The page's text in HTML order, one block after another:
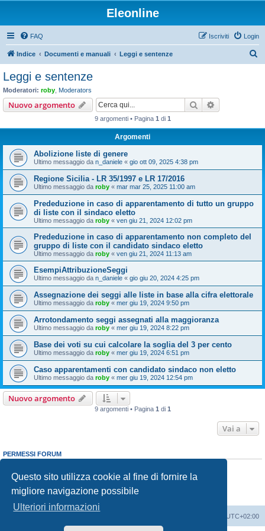
Questo sito utilizza cookie al fine di fornire la
migliore navigazione possibile
Ulteriori informazioni
Eleonline
FAQ Login
Iscriviti
Indice Documenti e manuali Leggi e sentenze
Leggi e sentenze
Moderatori: roby Moderators
Nuovo argomento Cerca
9 argomenti • Pagina 1 di 1
Argomenti
Abolizione liste di genere
Ultimo messaggio da n_daniele « gio ott 09, 2025 4:38 pm
Regione Sicilia - LR 35/1997 e LR 17/2016
Ultimo messaggio da roby « mar mar 25, 2025 11:00 am
Prededuzione in caso di apparentamento di tutto un gruppo
di liste con il sindaco eletto
Ultimo messaggio da roby « ven giu 21, 2024 12:02 pm
Prededuzione in caso di apparentamento non completo del
gruppo di liste con il candidato sindaco eletto
Ultimo messaggio da roby « ven giu 21, 2024 11:13 am
EsempiAttribuzioneSeggi
Ultimo messaggio da n_daniele « gio giu 20, 2024 4:25 pm
Assegnazione dei seggi alle liste in base alla cifra elettorale
Ultimo messaggio da roby « mer giu 19, 2024 9:50 pm
Arrotondamento seggi assegnati alla maggioranza
Ultimo messaggio da roby « mer giu 19, 2024 8:22 pm
Base dei voti su cui calcolare la soglia del 3 per cento
Ultimo messaggio da roby « mer giu 19, 2024 6:51 pm
Caso apparentamenti con candidato sindaco non eletto
Ultimo messaggio da roby « mer giu 19, 2024 12:54 pm
Nuovo argomento
9 argomenti • Pagina 1 di 1
Vai a
PERMESSI FORUM
Non puoirispondere negli argomenti
Non puoimodificare i tuoi messaggi
Non puoicancellare i tuoi messaggi
Non puoi
inviare allegati
UTC+02:00